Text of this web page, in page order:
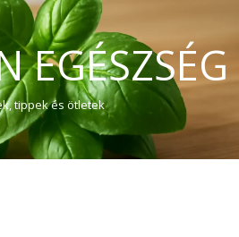
EGÉSZSÉG
tippek és ötletek